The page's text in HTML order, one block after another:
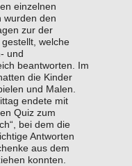
einzelnen
wurden den
zur der
welche
und
beantworten. Im
die Kinder
und Malen.
endete mit
Quiz zum
bei dem die
Antworten
aus dem
konnten.